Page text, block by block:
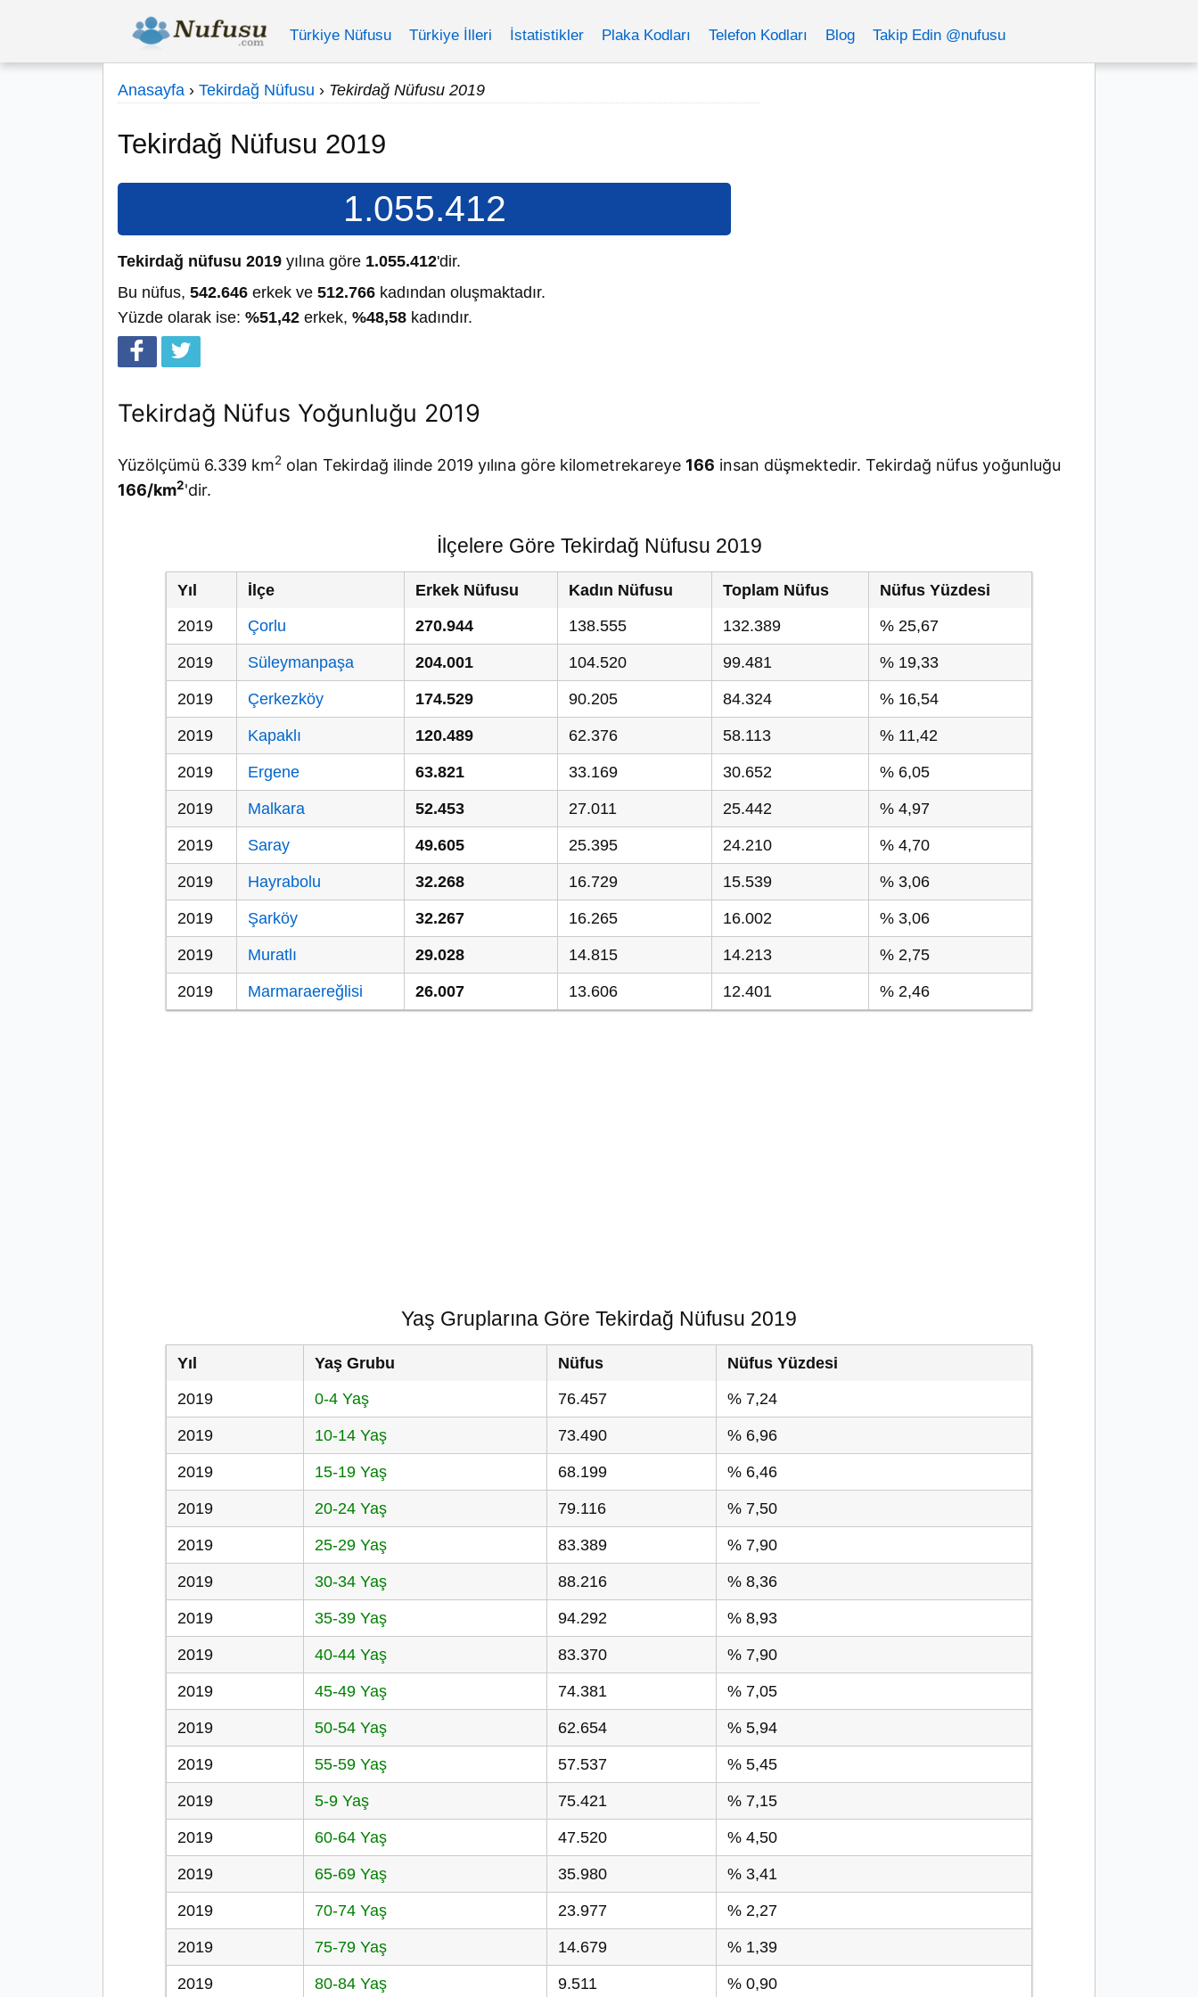
Türkiye Nüfusu Türkiye İlleri İstatistikler Plaka Kodları Telefon Kodları Blog Takip Edin @nufusu
Anasayfa › Tekirdağ Nüfusu › Tekirdağ Nüfusu 2019
Tekirdağ Nüfusu 2019
1.055.412
Tekirdağ nüfusu 2019 yılına göre 1.055.412'dir.
Bu nüfus, 542.646 erkek ve 512.766 kadından oluşmaktadır.
Yüzde olarak ise: %51,42 erkek, %48,58 kadındır.
Tekirdağ Nüfus Yoğunluğu 2019
Yüzölçümü 6.339 km2 olan Tekirdağ ilinde 2019 yılına göre kilometrekareye 166 insan düşmektedir. Tekirdağ nüfus yoğunluğu
166/km2'dir.
İlçelere Göre Tekirdağ Nüfusu 2019
Yıl İlçe Erkek Nüfusu Kadın Nüfusu Toplam Nüfus
Nüfus Yüzdesi
2019
Çorlu 270.944 138.555 132.389 % 25,67
2019 Süleymanpaşa 204.001 104.520 99.481 % 19,33
2019 Çerkezköy 174.529 90.205 84.324 % 16,54
2019 Kapaklı 120.489 62.376 58.113 % 11,42
2019 Ergene 63.821 33.169 30.652 % 6,05
2019 Malkara 52.453 27.011 25.442 % 4,97
2019 Saray 49.605 25.395 24.210 % 4,70
2019 Hayrabolu 32.268 16.729 15.539 % 3,06
2019 Şarköy 32.267 16.265 16.002 % 3,06
2019 Muratlı 29.028 14.815 14.213 % 2,75
2019 Marmaraereğlisi 26.007 13.606 12.401 % 2,46
Yaş Gruplarına Göre Tekirdağ Nüfusu 2019
Yıl Yaş Grubu Nüfus
Nüfus Yüzdesi
2019
0-4 Yaş 76.457 % 7,24
2019 10-14 Yaş 73.490 % 6,96
2019 15-19 Yaş 68.199 % 6,46
2019 20-24 Yaş 79.116 % 7,50
2019 25-29 Yaş 83.389 % 7,90
2019 30-34 Yaş 88.216 % 8,36
2019 35-39 Yaş 94.292 % 8,93
2019 40-44 Yaş 83.370 % 7,90
2019 45-49 Yaş 74.381 % 7,05
2019 50-54 Yaş 62.654 % 5,94
2019 55-59 Yaş 57.537 % 5,45
2019 5-9 Yaş 75.421 % 7,15
2019 60-64 Yaş 47.520 % 4,50
2019 65-69 Yaş 35.980 % 3,41
2019 70-74 Yaş 23.977 % 2,27
2019 75-79 Yaş 14.679 % 1,39
2019 80-84 Yaş 9.511 % 0,90